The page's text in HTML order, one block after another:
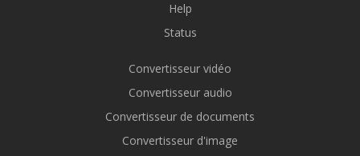
Help
Status
Convertisseur vidéo
Convertisseur audio
Convertisseur de documents
Convertisseur d'image